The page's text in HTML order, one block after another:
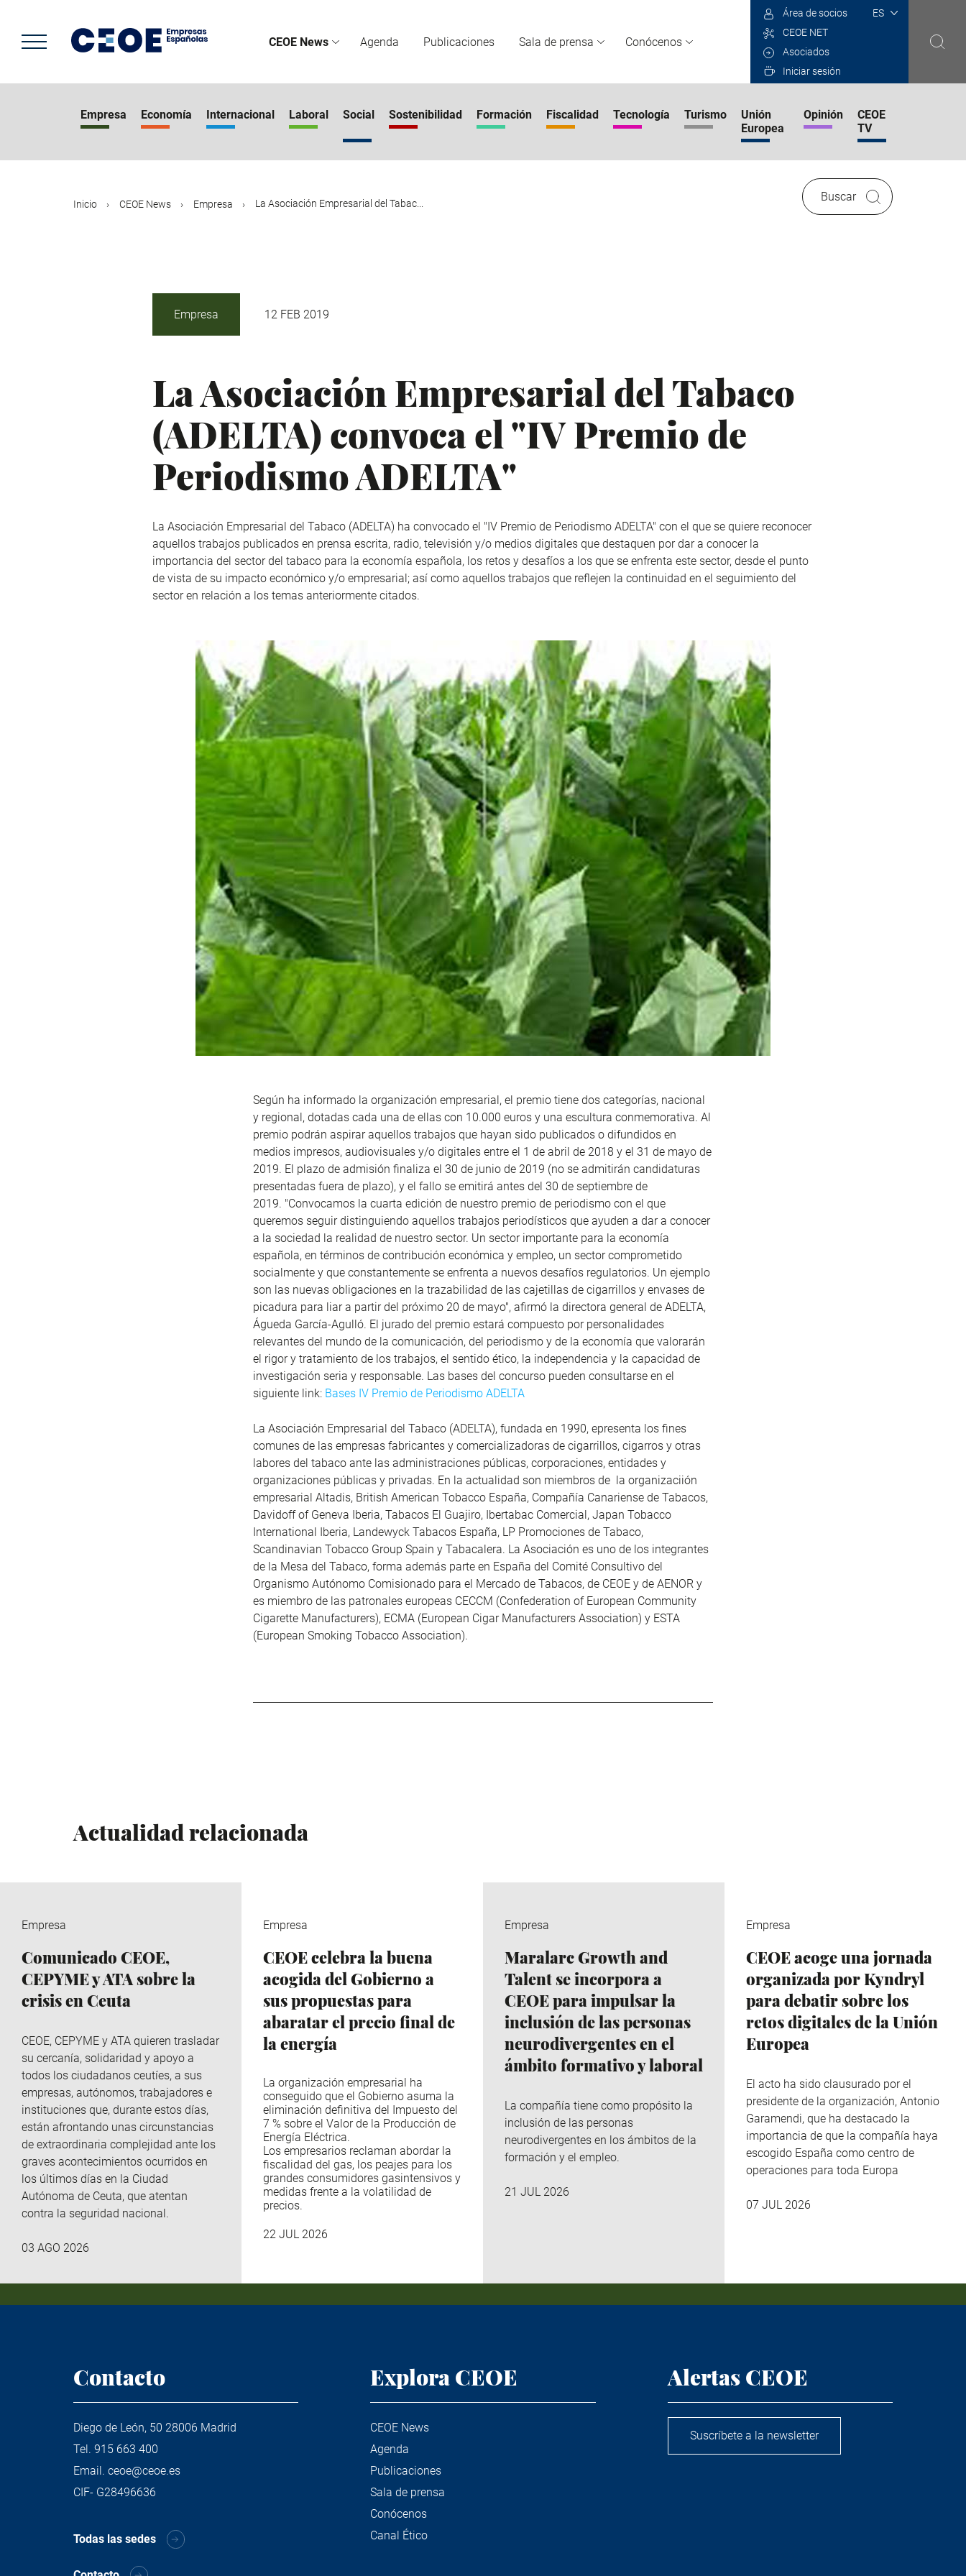
contenido
principal
CEOE News Agenda Publicaciones Sala de prensa Conócenos
Select
Área de socios
CEOE NET
Asociados
Iniciar sesión
Empresa Economía Internacional Laboral Social Sostenibilidad Formación Fiscalidad Tecnología Turismo
Unión
Europea
Opinión
CEOE
TV
Inicio CEOE News Empresa La Asociación Empresarial del Tabac...
Buscar
Empresa 12 FEB 2019
La Asociación Empresarial del Tabaco
(ADELTA) convoca el "IV Premio de
Periodismo ADELTA"
La Asociación Empresarial del Tabaco (ADELTA) ha convocado el "IV Premio de Periodismo ADELTA" con el que se quiere reconocer
aquellos trabajos publicados en prensa escrita, radio, televisión y/o medios digitales que destaquen por dar a conocer la
importancia del sector del tabaco para la economía española, los retos y desafíos a los que se enfrenta este sector, desde el punto
de vista de su impacto económico y/o empresarial; así como aquellos trabajos que reflejen la continuidad en el seguimiento del
sector en relación a los temas anteriormente citados.
Según ha informado la organización empresarial, el premio tiene dos categorías, nacional
y regional, dotadas cada una de ellas con 10.000 euros y una escultura conmemorativa. Al
premio podrán aspirar aquellos trabajos que hayan sido publicados o difundidos en
medios impresos, audiovisuales y/o digitales entre el 1 de abril de 2018 y el 31 de mayo de
2019. El plazo de admisión finaliza el 30 de junio de 2019 (no se admitirán candidaturas
presentadas fuera de plazo), y el fallo se emitirá antes del 30 de septiembre de
2019. "Convocamos la cuarta edición de nuestro premio de periodismo con el que
queremos seguir distinguiendo aquellos trabajos periodísticos que ayuden a dar a conocer
a la sociedad la realidad de nuestro sector. Un sector importante para la economía
española, en términos de contribución económica y empleo, un sector comprometido
socialmente y que constantemente se enfrenta a nuevos desafíos regulatorios. Un ejemplo
son las nuevas obligaciones en la trazabilidad de las cajetillas de cigarrillos y envases de
picadura para liar a partir del próximo 20 de mayo", afirmó la directora general de ADELTA,
Águeda García-Agulló. El jurado del premio estará compuesto por personalidades
relevantes del mundo de la comunicación, del periodismo y de la economía que valorarán
el rigor y tratamiento de los trabajos, el sentido ético, la independencia y la capacidad de
investigación seria y responsable. Las bases del concurso pueden consultarse en el
siguiente link: Bases IV Premio de Periodismo ADELTA
La Asociación Empresarial del Tabaco (ADELTA), fundada en 1990, epresenta los fines
comunes de las empresas fabricantes y comercializadoras de cigarrillos, cigarros y otras
labores del tabaco ante las administraciones públicas, corporaciones, entidades y
organizaciones públicas y privadas. En la actualidad son miembros de la organizaciión
empresarial Altadis, British American Tobacco España, Compañía Canariense de Tabacos,
Davidoff of Geneva Iberia, Tabacos El Guajiro, Ibertabac Comercial, Japan Tobacco
International Iberia, Landewyck Tabacos España, LP Promociones de Tabaco,
Scandinavian Tobacco Group Spain y Tabacalera. La Asociación es uno de los integrantes
de la Mesa del Tabaco, forma además parte en España del Comité Consultivo del
Organismo Autónomo Comisionado para el Mercado de Tabacos, de CEOE y de AENOR y
es miembro de las patronales europeas CECCM (Confederation of European Community
Cigarette Manufacturers), ECMA (European Cigar Manufacturers Association) y ESTA
(European Smoking Tobacco Association).
Actualidad relacionada
Empresa
Comunicado CEOE,
CEPYME y ATA sobre la
crisis en Ceuta
CEOE, CEPYME y ATA quieren trasladar
su cercanía, solidaridad y apoyo a
todos los ciudadanos ceutíes, a sus
empresas, autónomos, trabajadores e
instituciones que, durante estos días,
están afrontando unas circunstancias
de extraordinaria complejidad ante los
graves acontecimientos ocurridos en
los últimos días en la Ciudad
Autónoma de Ceuta, que atentan
contra la seguridad nacional.
03 AGO 2026
Empresa
CEOE celebra la buena
acogida del Gobierno a
sus propuestas para
abaratar el precio final de
la energía
La organización empresarial ha
conseguido que el Gobierno asuma la
eliminación definitiva del Impuesto del
7 % sobre el Valor de la Producción de
Energía Eléctrica.
Los empresarios reclaman abordar la
fiscalidad del gas, los peajes para los
grandes consumidores gasintensivos y
medidas frente a la volatilidad de
precios.
22 JUL 2026
Empresa
Maralarc Growth and
Talent se incorpora a
CEOE para impulsar la
inclusión de las personas
neurodivergentes en el
ámbito formativo y laboral
La compañía tiene como propósito la
inclusión de las personas
neurodivergentes en los ámbitos de la
formación y el empleo.
21 JUL 2026
Empresa
CEOE acoge una jornada
organizada por Kyndryl
para debatir sobre los
retos digitales de la Unión
Europea
El acto ha sido clausurado por el
presidente de la organización, Antonio
Garamendi, que ha destacado la
importancia de que la compañía haya
escogido España como centro de
operaciones para toda Europa
07 JUL 2026
Contacto
Diego de León, 50 28006 Madrid
Tel. 915 663 400
Email. ceoe@ceoe.es
CIF- G28496636
Todas las sedes
Explora CEOE
CEOE News
Agenda
Publicaciones
Sala de prensa
Conócenos
Canal Ético
Alertas CEOE
Suscríbete a la newsletter